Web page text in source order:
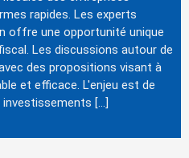
rapides. Les experts
offre une opportunité unique
Les discussions autour de
des propositions visant à
et efficace. L'enjeu est de
[…]